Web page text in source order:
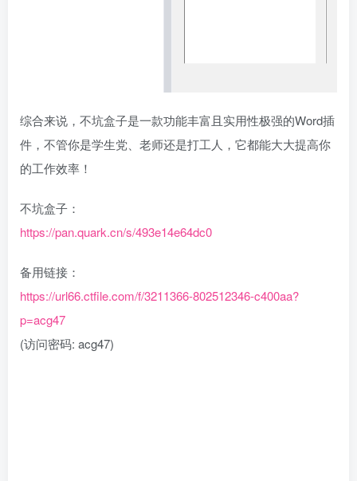
综合来说，不坑盒子是一款功能丰富且实用性极强的Word插
件，不管你是学生党、老师还是打工人，它都能大大提高你
的工作效率！
不坑盒子：
https://pan.quark.cn/s/493e14e64dc0
备用链接：
https://url66.ctfile.com/f/3211366-802512346-c400aa?
p=acg47
(访问密码: acg47)